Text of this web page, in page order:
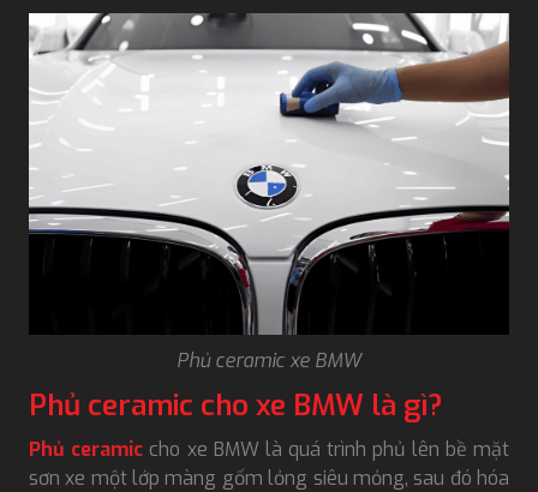
Phủ ceramic xe BMW
Phủ ceramic cho xe BMW là gì?
Phủ ceramic cho xe BMW là quá trình phủ lên bề mặt
sơn xe một lớp màng gốm lỏng siêu mỏng, sau đó hóa